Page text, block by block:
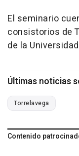
El seminario
consistorios de
de la
Últimas noticias
Torrelavega
Contenido